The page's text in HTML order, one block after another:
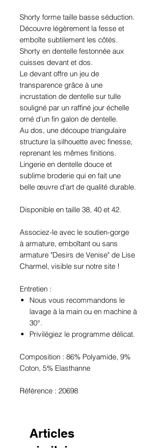
Shorty forme taille basse séduction.
Découvre légèrement la fesse et
emboîte subtilement les côtés.
Shorty en dentelle festonnée aux
cuisses devant et dos.
Le devant offre un jeu de
transparence grâce à une
incrustation de dentelle sur tulle
souligné par un raffiné jour échelle
orné d'un fin galon de dentelle.
Au dos, une découpe triangulaire
structure la silhouette avec finesse,
reprenant les mêmes finitions.
Lingerie en dentelle douce et
sublime broderie qui en fait une
belle œuvre d'art de qualité durable.
Disponible en taille 38, 40 et 42.
Associez-le avec le soutien-gorge
à armature, emboîtant ou sans
armature "Desirs de Venise" de Lise
Charmel, visible sur notre site !
Entretien :
Nous vous recommandons le
lavage à la main ou en machine à
30°.
Privilégiez le programme délicat.
Composition : 86% Polyamide, 9%
Coton, 5% Elasthanne
Référence : 20698
Articles